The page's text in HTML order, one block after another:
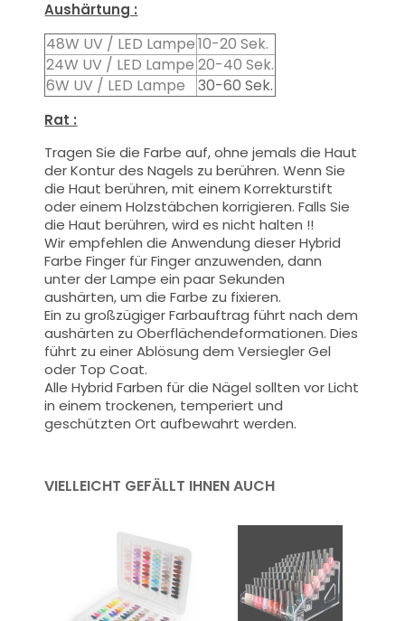
Aushärtung :
48W UV / LED Lampe10-20 Sek.
24W UV / LED Lampe 20-40 Sek.
6W UV / LED Lampe
30-60 Sek.
Rat :
Tragen Sie die Farbe auf, ohne jemals die Haut
der Kontur des Nagels zu berühren. Wenn Sie
die Haut berühren, mit einem Korrekturstift
oder einem Holzstäbchen korrigieren. Falls Sie
die Haut berühren, wird es nicht halten !!
Wir empfehlen die Anwendung dieser Hybrid
Farbe Finger für Finger anzuwenden, dann
unter der Lampe ein paar Sekunden
aushärten, um die Farbe zu fixieren.
Ein zu großzügiger Farbauftrag führt nach dem
aushärten zu Oberflächendeformationen. Dies
führt zu einer Ablösung dem Versiegler Gel
oder Top Coat.
Alle Hybrid Farben für die Nägel sollten vor Licht
in einem trockenen, temperiert und
geschützten Ort aufbewahrt werden.
VIELLEICHT GEFÄLLT IHNEN AUCH